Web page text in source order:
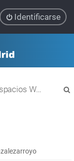
Identificarse
Espacios WEB con Liferay